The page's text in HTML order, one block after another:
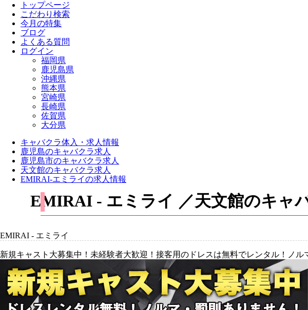
トップページ
こだわり検索
今月の特集
ブログ
よくある質問
ログイン
福岡県
鹿児島県
沖縄県
熊本県
宮崎県
長崎県
佐賀県
大分県
キャバクラ体入・求人情報
鹿児島のキャバクラ求人
鹿児島市のキャバクラ求人
天文館のキャバクラ求人
EMIRAI-エミライの求人情報
EMIRAI - エミライ ／天文館のキャ
EMIRAI - エミライ
新規キャスト大募集中！未経験者大歓迎！接客用のドレスは無料でレンタル！ノル